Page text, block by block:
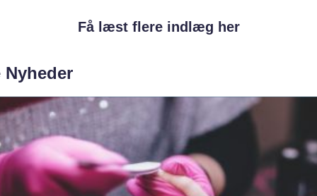
Få læst flere indlæg her
Nyheder